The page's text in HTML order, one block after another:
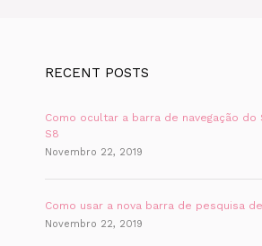
RECENT POSTS
Como ocultar a barra de navegação do
S8
Novembro 22, 2019
Como usar a nova barra de pesquisa
Novembro 22, 2019